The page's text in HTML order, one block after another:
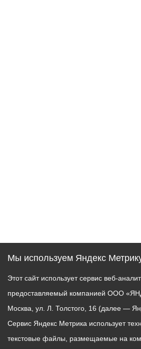
Мы используем Яндекс
Этот сайт использует сервис веб-
предоставляемый компанией ООО
Москва, ул. Л. Толстого, 16 (далее —
Сервис Яндекс Метрика использует
текстовые файлы, размещаемые на